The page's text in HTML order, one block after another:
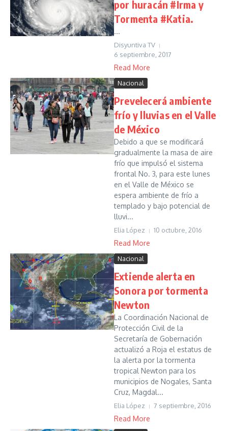
por huracán #Irma y
Tormenta #Katia.
...
Disyuntiva TV
6 septiembre, 2017
Read More
Nacional
Prevelecerá ambiente
frío y lluvias en el Valle
de México
Debido a que se modificará
gradualmente la masa de aire
frío que impulsó el sistema
frontal No. 3, para este lunes
en el Valle de México se
espera ambiente de frío a
templado y bajo potencial de
lluvi...
Elia López 10 octubre, 2016
Read More
Nacional
Extiende alerta en
Sonora por tormenta
Newton
La Coordinación Nacional de
Protección Civil de la
Secretaría de Gobernación
actualizó a Roja el estatus de
la alerta por la tormenta
tropical Newton para los
municipios de Nogales, Santa
Cruz, Magdal...
Elia López 7 septiembre, 2016
Read More